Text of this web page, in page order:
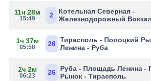
11ч 28м
15:49 2
Котельная Северная -
Железнодорожный
1ч 37м
05:58 26 Тирасполь - Полоцкий
Ленина - Руба
2ч 2м
06:23 26
Руба - Площадь Ленина -
Рынок - Тирасполь